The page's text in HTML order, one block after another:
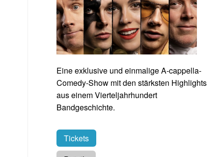
Eine exklusive und einmalige A-cappella-
Comedy-Show mit den stärksten Highlights
aus einem Vierteljahrhundert
Bandgeschichte.
Tickets